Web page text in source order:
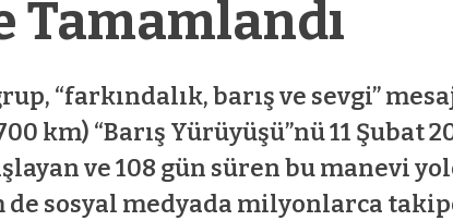
Tamamlandı
“farkındalık, barış ve sevgi”
km) “Barış Yürüyüşü”nü 11 Şubat
ve 108 gün süren bu manevi
de sosyal medyada milyonlarca